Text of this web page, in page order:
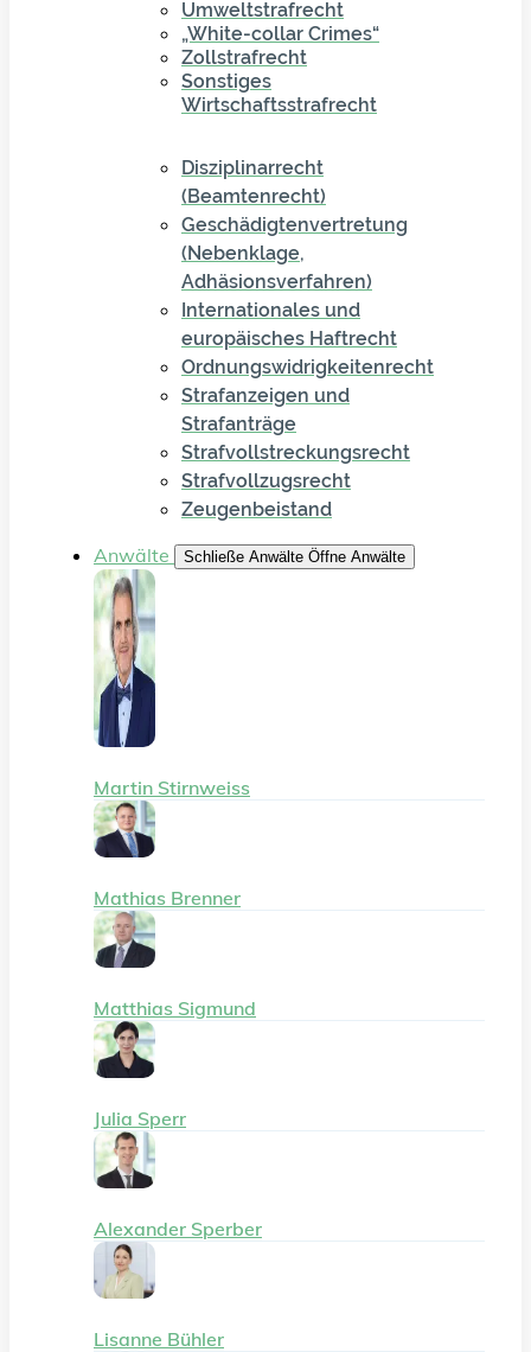
Umweltstrafrecht
„White-collar Crimes“
Zollstrafrecht
Sonstiges
Wirtschaftsstrafrecht
Disziplinarrecht
(Beamtenrecht)
Geschädigtenvertretung
(Nebenklage,
Adhäsionsverfahren)
Internationales und
europäisches Haftrecht
Ordnungswidrigkeitenrecht
Strafanzeigen und
Strafanträge
Strafvollstreckungsrecht
Strafvollzugsrecht
Zeugenbeistand
Anwälte Schließe Anwälte Öffne Anwälte
Martin Stirnweiss
Mathias Brenner
Matthias Sigmund
Julia Sperr
Alexander Sperber
Lisanne Bühler